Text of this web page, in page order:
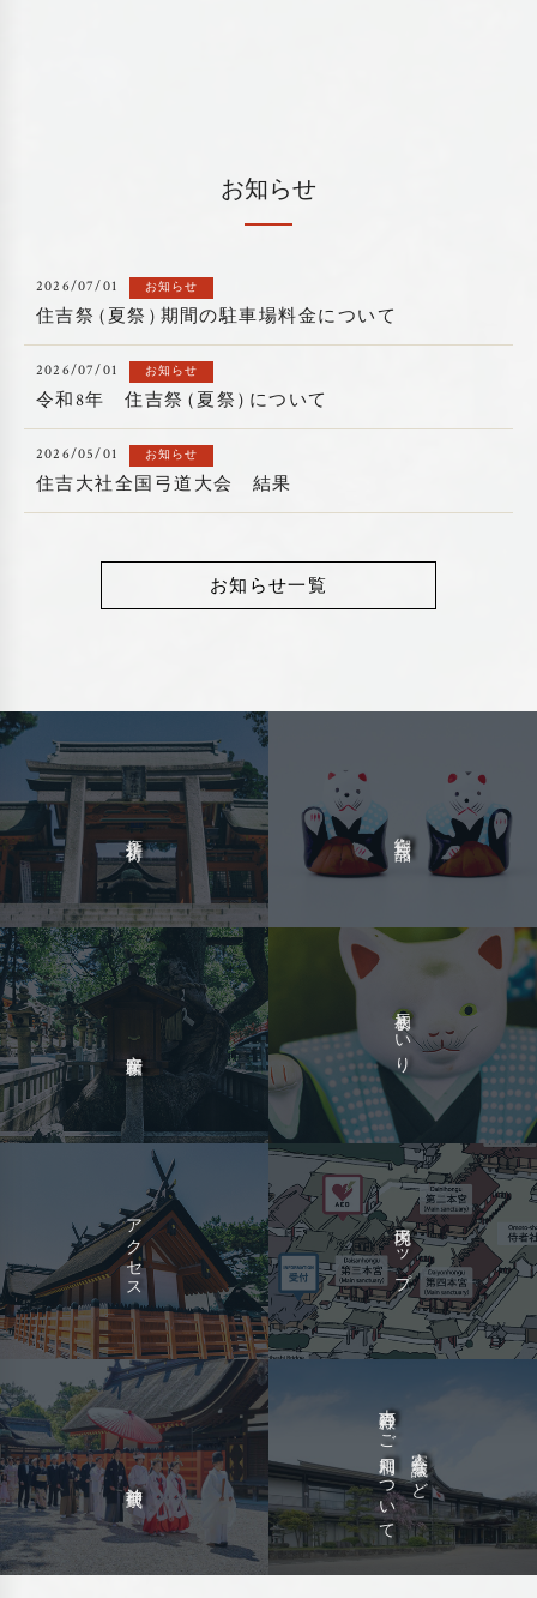
初辰まいり
アクセス 境内マップ
神前挙式 会議など
吉祥殿のご利用について
お知らせ
2026/07/01 お知らせ
住吉祭（夏祭 ）期間の駐車場料金について
2026/07/01 お知らせ
令和8年 住吉祭（夏祭 ）について
2026/05/01 お知らせ
住吉大社全国弓道大会 結果
お知らせ一覧